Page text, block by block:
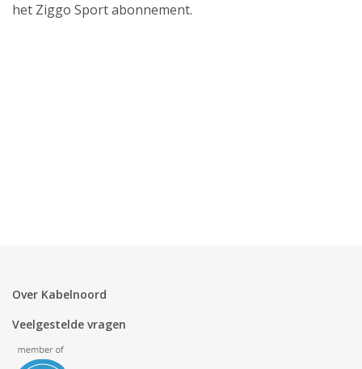
het Ziggo Sport abonnement.
Over Kabelnoord
Veelgestelde vragen